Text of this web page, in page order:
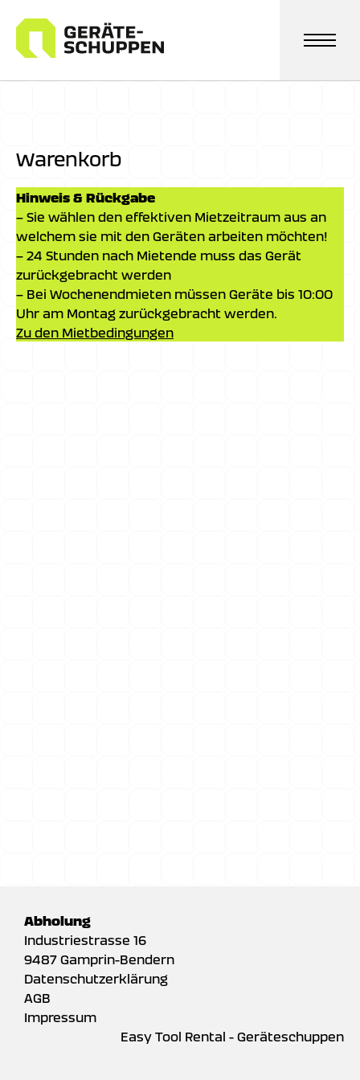
Inhalt
springen
Warenkorb
Hinweis & Rückgabe
– Sie wählen den effektiven Mietzeitraum aus an
welchem sie mit den Geräten arbeiten möchten!
– 24 Stunden nach Mietende muss das Gerät
zurückgebracht werden
– Bei Wochenendmieten müssen Geräte bis 10:00
Uhr am Montag zurückgebracht werden.
Zu den Mietbedingungen
Abholung
Industriestrasse 16
9487 Gamprin-Bendern
Datenschutzerklärung
AGB
Impressum
Easy Tool Rental - Geräteschuppen